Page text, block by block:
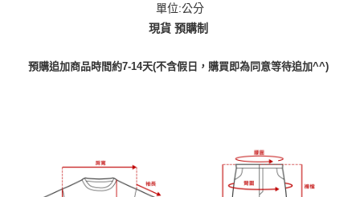
單位:公分
現貨 預購制
預購追加商品時間約7-14天(不含假日，購買即為同意等待追加^^)